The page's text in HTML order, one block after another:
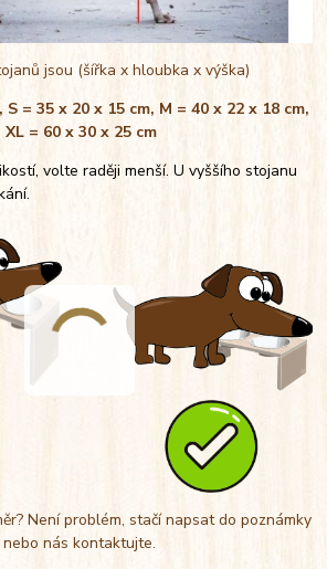
jsou (šířka x hloubka x výška)
S = 35 x 20 x 15 cm, M = 40 x 22 x 18 cm,
= 60 x 30 x 25 cm
volte raději menší. U vyššího stojanu
Není problém, stačí napsat do poznámky
nebo nás kontaktujte.